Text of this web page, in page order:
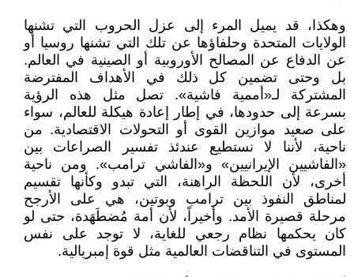
وهكذا، قد يميل المرء إلى عزل الحروب التي تشنها
الولايات المتحدة وحلفاؤها عن تلك التي تشنها روسيا أو
عن الدفاع عن المصالح الأوروبية أو الصينية في العالم.
بل وحتى تضمين كل ذلك في الأهداف المفترضة
المشتركة لـ«أممية فاشية». تصل مثل هذه الرؤية
بسرعة إلى حدودها، في إطار إعادة هيكلة للعالم، سواء
على صعيد موازين القوى أو التحولات الاقتصادية. من
ناحية، لأننا لا نستطيع عندئذ تفسير الصراعات بين
«الفاشيين الإيرانيين» و«الفاشي ترامب». ومن ناحية
أخرى، لأن اللحظة الراهنة، التي تبدو وكأنها تقسيم
لمناطق النفوذ بين ترامب وبوتين، هي على الأرجح
مرحلة قصيرة الأمد. وأخيراً، لأن أمة مُضطَهَدة، حتى لو
كان يحكمها نظام رجعي للغاية، لا توجد على نفس
المستوى في التناقضات العالمية مثل قوة إمبريالية.